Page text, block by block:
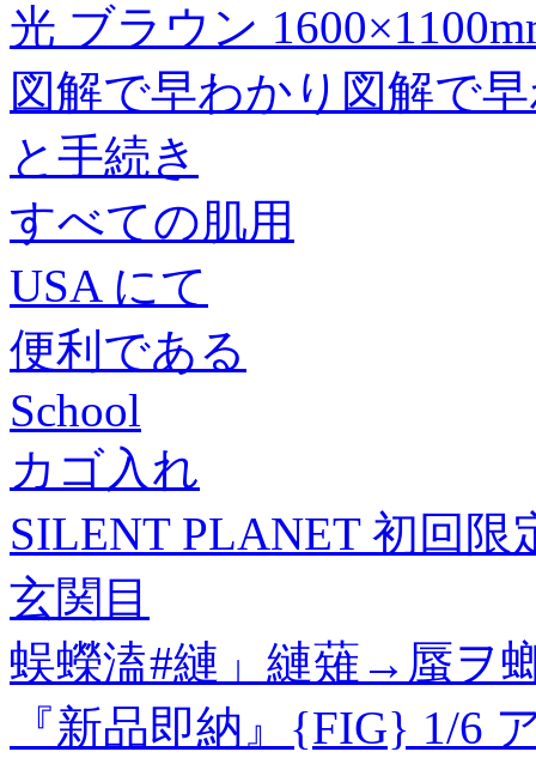
光 ブラウン
図解で早わかり図解で
と手続き
すべての肌用
USA にて
便利である
School
カゴ入れ
SILENT PLANET 初回限
玄関目
蜈蠑溘#縺」縺薙→蜃ヲ
『新品即納』{FIG} 1/6